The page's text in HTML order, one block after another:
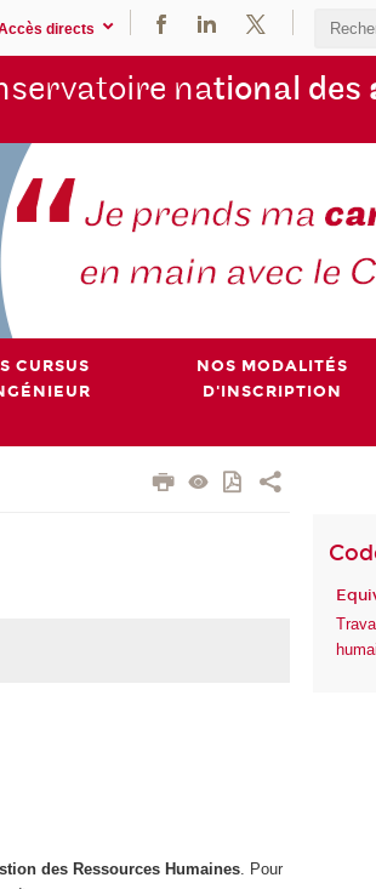
directs
national des
CURSUS
NOS MODALITÉS
D'INSCRIPTION
des Ressources Humaines . Pour